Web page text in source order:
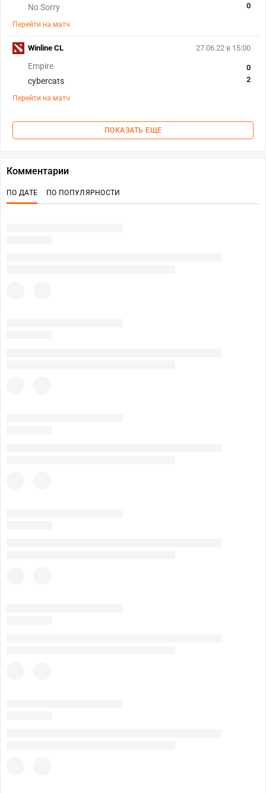
No Sorry
0
Перейти на матч
27.06.22 в 15:00
Empire
cybercats
0
2
Перейти на матч
Winline CL
ПОКАЗАТЬ ЕЩЕ
Комментарии
ПО ДАТЕ ПО ПОПУЛЯРНОСТИ